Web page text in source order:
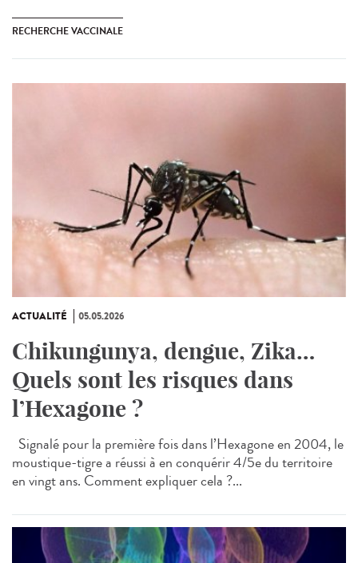
RECHERCHE VACCINALE
ACTUALITÉ 05.05.2026
Chikungunya, dengue, Zika…
Quels sont les risques dans
l’Hexagone ?
Signalé pour la première fois dans l’Hexagone en 2004, le
moustique-tigre a réussi à en conquérir 4/5e du territoire
en vingt ans. Comment expliquer cela ?...